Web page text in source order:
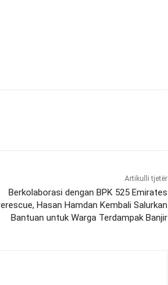
Artikulli tjetër
Berkolaborasi dengan BPK 525 Emirates
Hasan Hamdan Kembali Salurkan
Bantuan untuk Warga Terdampak Banjir